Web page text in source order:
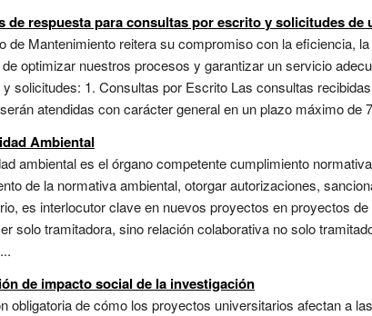
de respuesta para consultas por escrito y solicitudes de
de Mantenimiento reitera su compromiso con la eficiencia,
optimizar nuestros procesos y garantizar un servicio
solicitudes: 1. Consultas por Escrito Las consultas
atendidas con carácter general en un plazo máximo de
Ambiental
ambiental es el órgano competente cumplimiento
de la normativa ambiental, otorgar autorizaciones,
es interlocutor clave en nuevos proyectos en proyectos
solo tramitadora, sino relación colaborativa no solo
de impacto social de la investigación
obligatoria de cómo los proyectos universitarios afectan a